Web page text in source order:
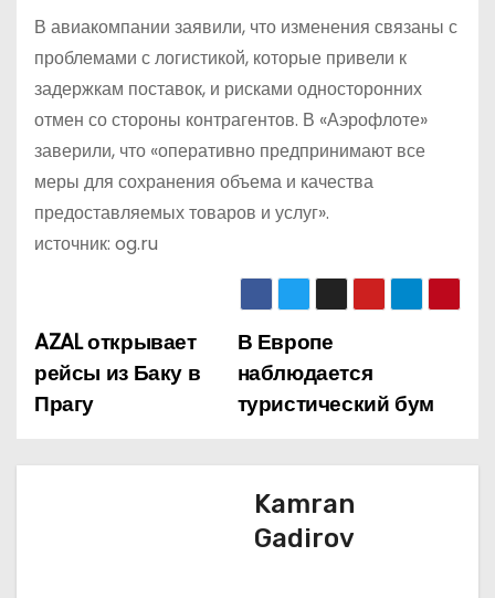
В авиакомпании заявили, что изменения связаны с
проблемами с логистикой, которые привели к
задержкам поставок, и рисками односторонних
отмен со стороны контрагентов. В «Аэрофлоте»
заверили, что «оперативно предпринимают все
меры для сохранения объема и качества
предоставляемых товаров и услуг».
источник: og.ru
Н
а
В Европе
наблюдается
туристический бум
AZAL открывает
рейсы из Баку в
Прагу
Kamran
Gadirov